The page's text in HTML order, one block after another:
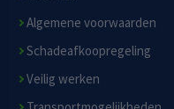
Algemene voorwaarden
Schadeafkoopregeling
Veilig werken